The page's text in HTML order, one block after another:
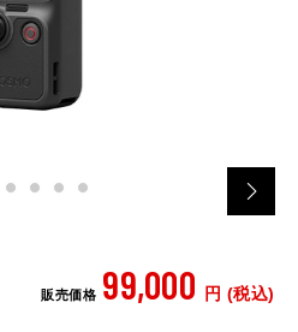
販売価格 99,000 円 (税込)